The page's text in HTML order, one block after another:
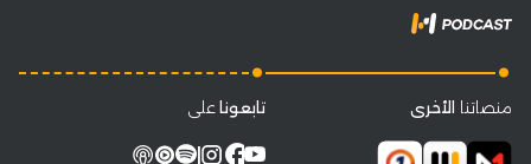
.
.
منصاتنا الأخرى تابعونا على
facebook